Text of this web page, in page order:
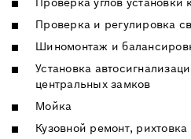
Проверка и регулировка
Шиномонтаж и
Установка
центральных замков
Мойка
Кузовной ремонт, рихтовка